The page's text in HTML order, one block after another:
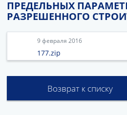
Муниципальное имущество
Публичные слушания и
Документы
ПРЕДЕЛЬНЫХ
РАЗРЕШЕННОГО
9 февраля 2016
177.zip
Возврат к списку